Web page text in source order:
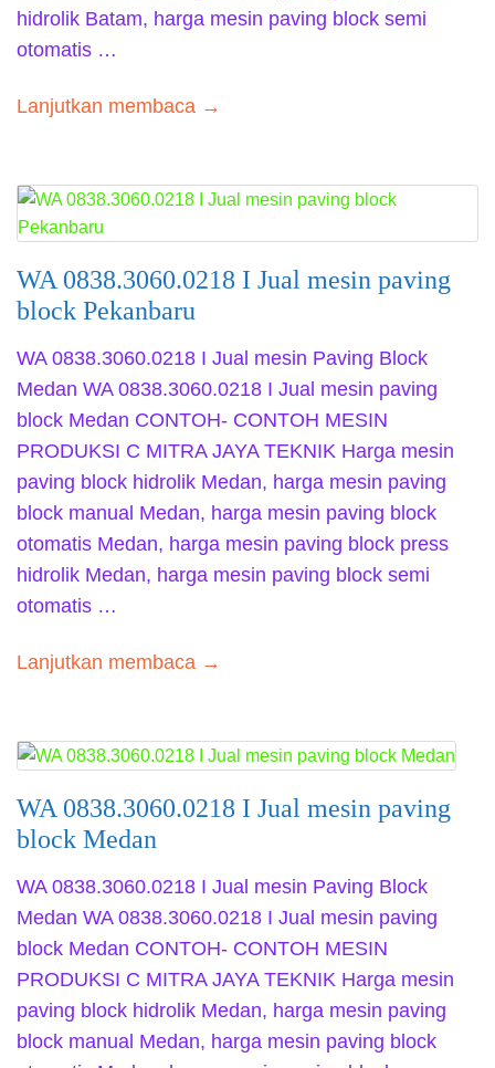
hidrolik Batam, harga mesin paving block semi
otomatis …
Lanjutkan membaca →
WA 0838.3060.0218 I Jual mesin paving
block Pekanbaru
WA 0838.3060.0218 I Jual mesin Paving Block
Medan WA 0838.3060.0218 I Jual mesin paving
block Medan CONTOH- CONTOH MESIN
PRODUKSI C MITRA JAYA TEKNIK Harga mesin
paving block hidrolik Medan, harga mesin paving
block manual Medan, harga mesin paving block
otomatis Medan, harga mesin paving block press
hidrolik Medan, harga mesin paving block semi
otomatis …
Lanjutkan membaca →
WA 0838.3060.0218 I Jual mesin paving
block Medan
WA 0838.3060.0218 I Jual mesin Paving Block
Medan WA 0838.3060.0218 I Jual mesin paving
block Medan CONTOH- CONTOH MESIN
PRODUKSI C MITRA JAYA TEKNIK Harga mesin
paving block hidrolik Medan, harga mesin paving
block manual Medan, harga mesin paving block